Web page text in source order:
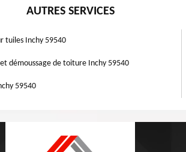
prenons en main. Découvrez ainsi les services
garantir tout résultat attendu. Nous assurons
AUTRES SERVICES
tuiles Inchy 59540
démoussage de toiture Inchy 59540
59540